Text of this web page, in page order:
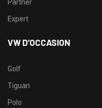
Partner
Expert
VW D’OCCASION
Golf
Tiguan
Polo